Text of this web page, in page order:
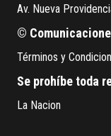
Av. Nueva
©
Términos y
Se prohíbe toda
La Nacion